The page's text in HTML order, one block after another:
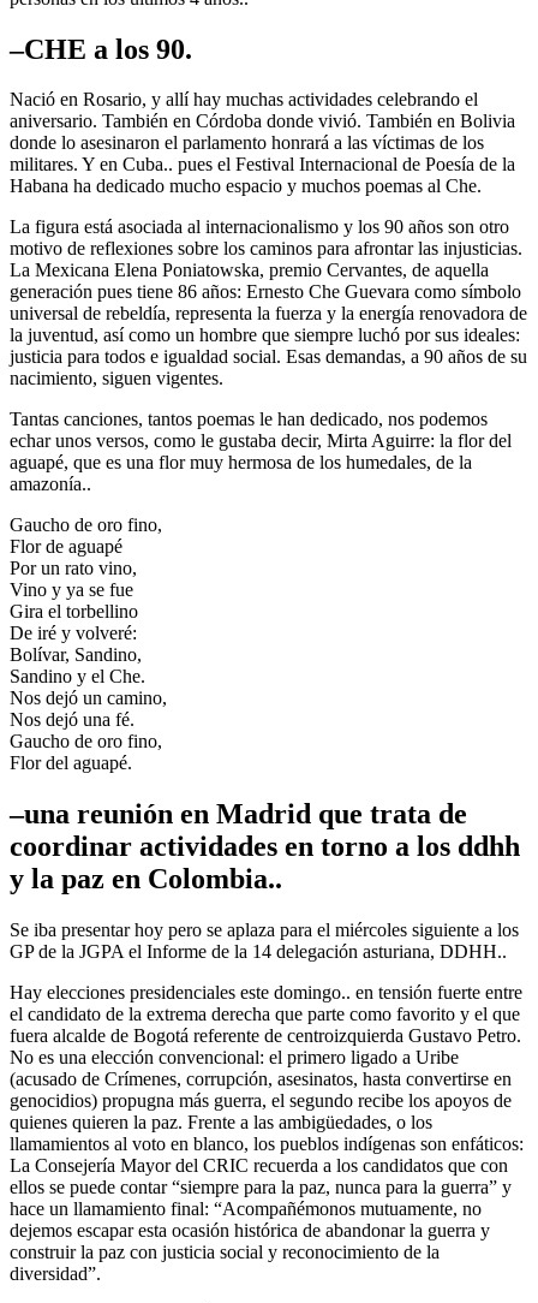
–CHE a los 90.
Nació en Rosario, y allí hay muchas actividades celebrando el
aniversario. También en Córdoba donde vivió. También en Bolivia
donde lo asesinaron el parlamento honrará a las víctimas de los
militares. Y en Cuba.. pues el Festival Internacional de Poesía de la
Habana ha dedicado mucho espacio y muchos poemas al Che.
La figura está asociada al internacionalismo y los 90 años son otro
motivo de reflexiones sobre los caminos para afrontar las injusticias.
La Mexicana Elena Poniatowska, premio Cervantes, de aquella
generación pues tiene 86 años: Ernesto Che Guevara como símbolo
universal de rebeldía, representa la fuerza y la energía renovadora de
la juventud, así como un hombre que siempre luchó por sus ideales:
justicia para todos e igualdad social. Esas demandas, a 90 años de su
nacimiento, siguen vigentes.
Tantas canciones, tantos poemas le han dedicado, nos podemos
echar unos versos, como le gustaba decir, Mirta Aguirre: la flor del
aguapé, que es una flor muy hermosa de los humedales, de la
amazonía..
Gaucho de oro fino,
Flor de aguapé
Por un rato vino,
Vino y ya se fue
Gira el torbellino
De iré y volveré:
Bolívar, Sandino,
Sandino y el Che.
Nos dejó un camino,
Nos dejó una fé.
Gaucho de oro fino,
Flor del aguapé.
–una reunión en Madrid que trata de
coordinar actividades en torno a los ddhh
y la paz en Colombia..
Se iba presentar hoy pero se aplaza para el miércoles siguiente a los
GP de la JGPA el Informe de la 14 delegación asturiana, DDHH..
Hay elecciones presidenciales este domingo.. en tensión fuerte entre
el candidato de la extrema derecha que parte como favorito y el que
fuera alcalde de Bogotá referente de centroizquierda Gustavo Petro.
No es una elección convencional: el primero ligado a Uribe
(acusado de Crímenes, corrupción, asesinatos, hasta convertirse en
genocidios) propugna más guerra, el segundo recibe los apoyos de
quienes quieren la paz. Frente a las ambigüedades, o los
llamamientos al voto en blanco, los pueblos indígenas son enfáticos:
La Consejería Mayor del CRIC recuerda a los candidatos que con
ellos se puede contar “siempre para la paz, nunca para la guerra” y
hace un llamamiento final: “Acompañémonos mutuamente, no
dejemos escapar esta ocasión histórica de abandonar la guerra y
construir la paz con justicia social y reconocimiento de la
diversidad”.